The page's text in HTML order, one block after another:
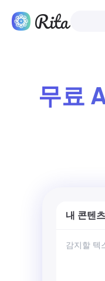
무료
내 콘텐츠